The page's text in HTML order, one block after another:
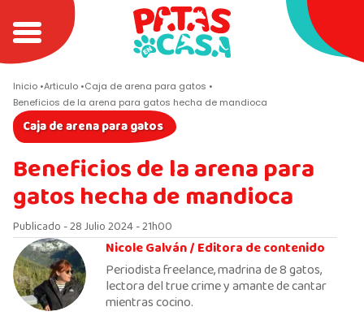
Inicio Articulo Caja de arena para gatos
Beneficios de la arena para gatos hecha de mandioca
Caja de arena para gatos
Beneficios de la arena para
gatos hecha de mandioca
Publicado - 28 Julio 2024 - 21h00
Nicole Galván /Editora de contenido
Periodista freelance, madrina de 8 gatos,
lectora del true crime y amante de cantar
mientras cocino.